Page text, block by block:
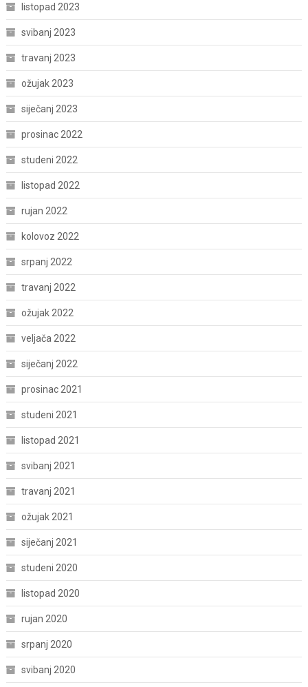
listopad 2023
svibanj 2023
travanj 2023
ožujak 2023
siječanj 2023
prosinac 2022
studeni 2022
listopad 2022
rujan 2022
kolovoz 2022
srpanj 2022
travanj 2022
ožujak 2022
veljača 2022
siječanj 2022
prosinac 2021
studeni 2021
listopad 2021
svibanj 2021
travanj 2021
ožujak 2021
siječanj 2021
studeni 2020
listopad 2020
rujan 2020
srpanj 2020
svibanj 2020